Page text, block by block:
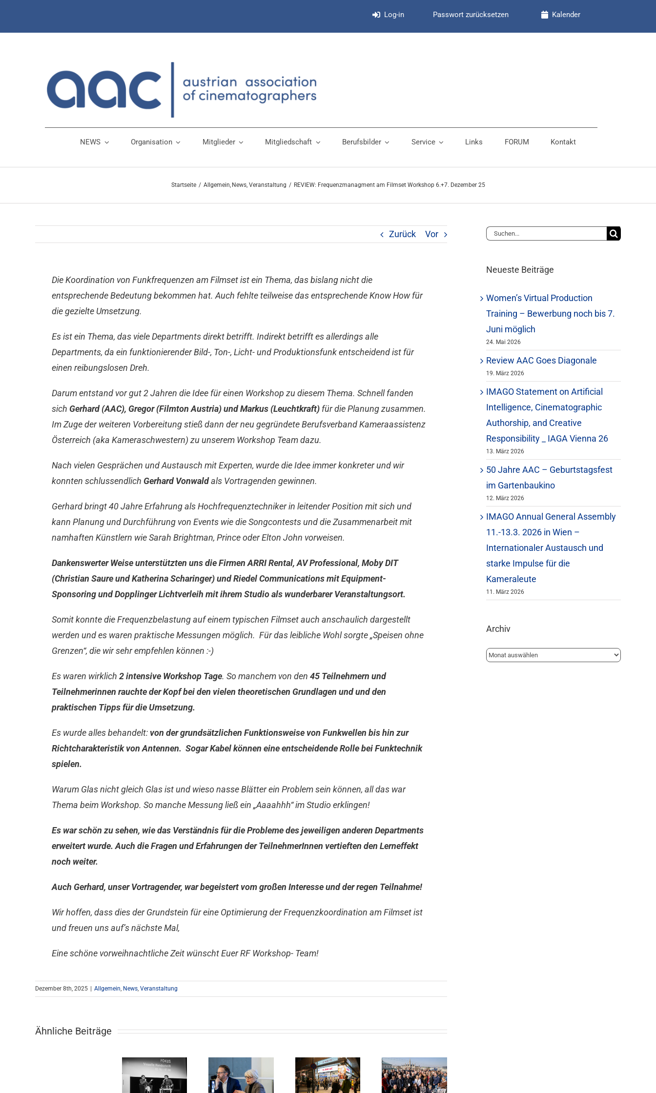
Log-in Passwort zurücksetzen Kalender
NEWS Organisation Mitglieder Mitgliedschaft Berufsbilder Service Links FORUM Kontakt
Startseite Allgemein News Veranstaltung REVIEW: Frequenzmanagment am Filmset Workshop 6.+7. Dezember 25
Zurück Vor
Die Koordination von Funkfrequenzen am Filmset ist ein Thema, das bislang nicht die
entsprechende Bedeutung bekommen hat. Auch fehlte teilweise das entsprechende Know How für
die gezielte Umsetzung.
Es ist ein Thema, das viele Departments direkt betrifft. Indirekt betrifft es allerdings alle
Departments, da ein funktionierender Bild-, Ton-, Licht- und Produktionsfunk entscheidend ist für
einen reibungslosen Dreh.
Darum entstand vor gut 2 Jahren die Idee für einen Workshop zu diesem Thema. Schnell fanden
sich Gerhard (AAC), Gregor (Filmton Austria) und Markus (Leuchtkraft) für die Planung zusammen.
Im Zuge der weiteren Vorbereitung stieß dann der neu gegründete Berufsverband Kameraassistenz
Österreich (aka Kameraschwestern) zu unserem Workshop Team dazu.
Nach vielen Gesprächen und Austausch mit Experten, wurde die Idee immer konkreter und wir
konnten schlussendlich Gerhard Vonwaldals Vortragenden gewinnen.
Gerhard bringt 40 Jahre Erfahrung als Hochfrequenztechniker in leitender Position mit sich und
kann Planung und Durchführung von Events wie die Songcontests und die Zusammenarbeitmit
namhaften Künstlern wie Sarah Brightman, Prince oder Elton John vorweisen.
Dankenswerter Weise unterstützten uns die Firmen ARRI Rental, AV Professional, Moby DIT
(Christian Saure und Katherina Scharinger) und Riedel Communications mit Equipment-
Sponsoringund Dopplinger Lichtverleih mit ihrem Studio als wunderbarer Veranstaltungsort.
Somit konnte die Frequenzbelastung auf einem typischen Filmset auch anschaulich dargestellt
werden und es waren praktische Messungen möglich. Für das leibliche Wohl sorgte „Speisen ohne
Grenzen“, die wir sehr empfehlen können :-)
Es waren wirklich 2 intensive Workshop Tage. So manchem von den 45 Teilnehmern und
Teilnehmerinnen rauchte der Kopf bei den vielen theoretischen Grundlagen und und den
praktischen Tipps für die Umsetzung.
Es wurde alles behandelt:von der grundsätzlichen Funktionsweise von Funkwellen bis hin zur
Richtcharakteristik von Antennen. Sogar Kabel können eine entscheidende Rolle bei Funktechnik
spielen.
Warum Glas nicht gleich Glas ist und wieso nasse Blätter ein Problem sein können, all das war
Thema beim Workshop. So manche Messung ließ ein „Aaaahhh“ im Studio erklingen!
Es war schön zu sehen, wie das Verständnis für die Probleme des jeweiligen anderen Departments
erweitert wurde. Auch die Fragen und Erfahrungen der TeilnehmerInnen vertieften den Lerneffekt
noch weiter.
Auch Gerhard, unser Vortragender, war begeistert vom großen Interesse und der regen Teilnahme!
Wir hoffen, dass dies der Grundstein für eine Optimierungder Frequenzkoordination am Filmset ist
und freuen uns auf’s nächste Mal,
Eine schöne vorweihnachtliche Zeit wünscht Euer RF Workshop- Team!
Dezember 8th, 2025 | Allgemein News Veranstaltung
Ähnliche Beiträge
Suche
Neueste Beiträge
Women’s Virtual Production
Training – Bewerbung noch bis 7.
Juni möglich
24. Mai 2026
Review AAC Goes Diagonale
19. März 2026
IMAGO Statement on Artificial
Intelligence, Cinematographic
Authorship, and Creative
Responsibility _ IAGA Vienna 26
13. März 2026
50 Jahre AAC – Geburtstagsfest
im Gartenbaukino
12. März 2026
IMAGO Annual General Assembly
11.-13.3. 2026 in Wien –
Internationaler Austausch und
starke Impulse für die
Kameraleute
11. März 2026
Archiv
Archiv